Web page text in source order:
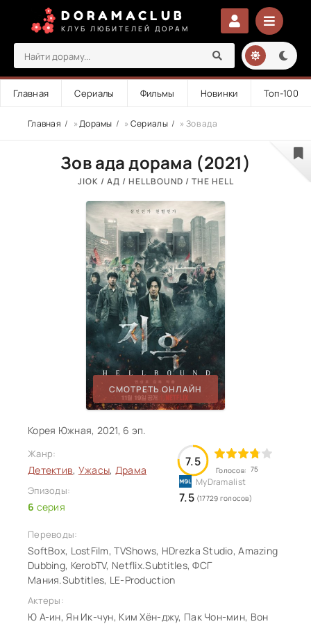
DORAMACLUB
КЛУБ ЛЮБИТЕЛЕЙ ДОРАМ
Главная Сериалы Фильмы Новинки Топ-100
Главная »Дорамы » Сериалы » Зов ада
Зов ада дорама (2021)
JIOK / АД / HELLBOUND / THE HELL
СМОТРЕТЬ ОНЛАЙН
Корея Южная, 2021, 6 эп.
Жанр:
Детектив, Ужасы, Драма
Эпизоды:
6 серия
7.5
Голосов: 75
7.5 (17729 голосов)
Переводы:
SoftBox, LostFilm, TVShows, HDrezka Studio, Amazing
Dubbing, KerobTV, Netflix.Subtitles, ФСГ
Мания.Subtitles, LE-Production
Актеры:
Ю А-ин, Ян Ик-чун, Ким Хён-джу, Пак Чон-мин, Вон